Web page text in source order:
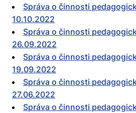
Správa o činnosti
10.10.2022
Správa o činnosti
26.09.2022
Správa o činnosti
19.09.2022
Správa o činnosti
27.06.2022
Správa o činnosti